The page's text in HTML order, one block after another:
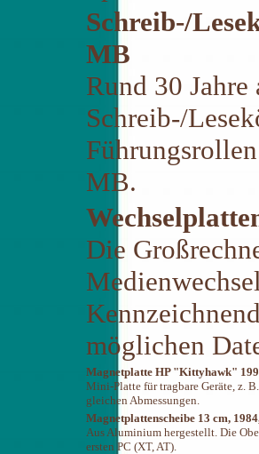
Schreib-/
MB
Rund 30
Schreib-/
MB.
Die
möglichen
Magnetplatte HP "Kittyhawk"
Mini-Platte für tragbare Geräte, z.
gleichen Abmessungen.
Magnetplattenscheibe 13 cm,
Aus Aluminium hergestellt. Die
ersten PC (XT, AT).